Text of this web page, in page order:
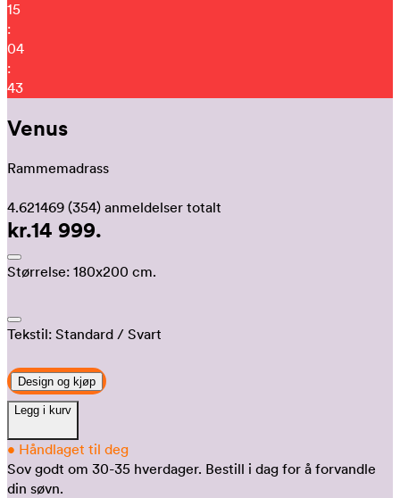
15
:
04
:
40
Venus
Rammemadrass
4.621469 (354) anmeldelser totalt
kr.14 999.
Størrelse: 180x200 cm.
Tekstil: Standard / Svart
Design og kjøp
Legg i kurv
• Håndlaget til deg
Sov godt om 30-35 hverdager. Bestill i dag for å forvandle
din søvn.